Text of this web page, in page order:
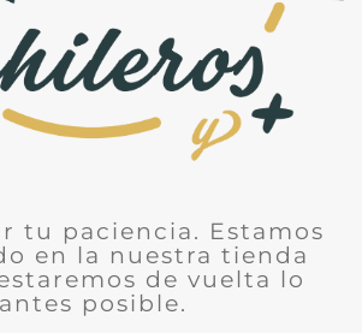
tu paciencia. Estamos
en la nuestra tienda
de vuelta lo
antes posible.